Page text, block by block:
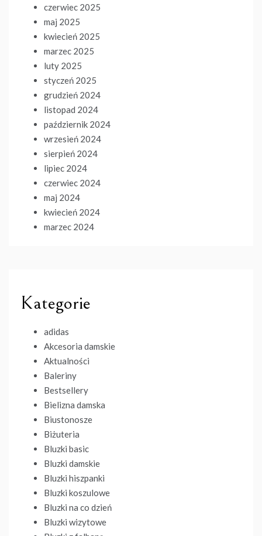
czerwiec 2025
maj 2025
kwiecień 2025
marzec 2025
luty 2025
styczeń 2025
grudzień 2024
listopad 2024
październik 2024
wrzesień 2024
sierpień 2024
lipiec 2024
czerwiec 2024
maj 2024
kwiecień 2024
marzec 2024
Kategorie
adidas
Akcesoria damskie
Aktualności
Baleriny
Bestsellery
Bielizna damska
Biustonosze
Biżuteria
Bluzki basic
Bluzki damskie
Bluzki hiszpanki
Bluzki koszulowe
Bluzki na co dzień
Bluzki wizytowe